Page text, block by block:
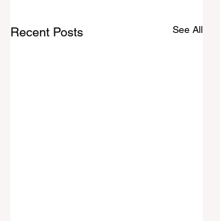
Recent Posts See All